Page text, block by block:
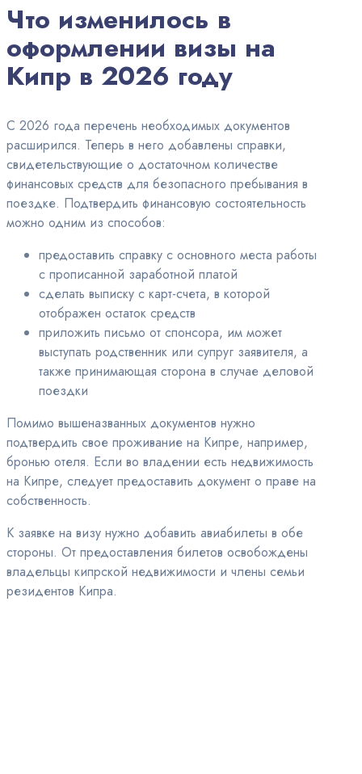
Что изменилось в
оформлении визы на
Кипр в 2026 году
С 2026 года перечень необходимых документов
расширился. Теперь в него добавлены справки,
свидетельствующие о достаточном количестве
финансовых средств для безопасного пребывания в
поездке. Подтвердить финансовую состоятельность
можно одним из способов:
предоставить справку с основного места работы
с прописанной заработной платой
сделать выписку с карт-счета, в которой
отображен остаток средств
приложить письмо от спонсора, им может
выступать родственник или супруг заявителя, а
также принимающая сторона в случае деловой
поездки
Помимо вышеназванных документов нужно
подтвердить свое проживание на Кипре, например,
бронью отеля. Если во владении есть недвижимость
на Кипре, следует предоставить документ о праве на
собственность.
К заявке на визу нужно добавить авиабилеты в обе
стороны. От предоставления билетов освобождены
владельцы кипрской недвижимости и члены семьи
резидентов Кипра.